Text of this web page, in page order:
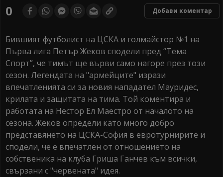
0 Добави коментар
Бившият футболист на ЦСКА и голмайстор №1 на
Първа лига Петър Жеков сподели пред “Тема
Спорт”, че тимът ще върви само нагоре през този
сезон. Легендата на "армейците" изрази
впечатленията си за новия нападател Мауридес,
крилата и защитата на тима. Той коментира и
работата на Нестор Ел Маестро от началото на
сезона. Жеков определи като много добро
представянето на ЦСКА-София в евротурнирите и
сподели, че е впечатлен от отношението на
собственика на клуба Гриша Ганчев към всички,
свързани с "червената" идея.